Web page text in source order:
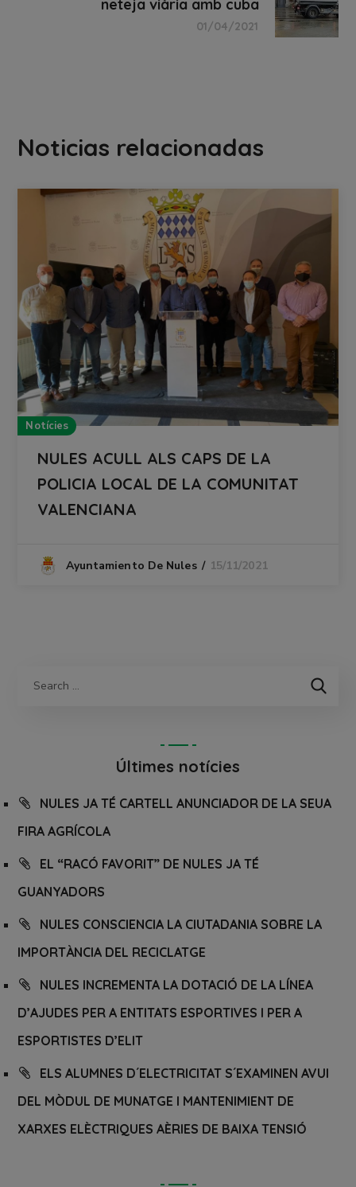
neteja viària amb cuba
01/04/2021
Noticias relacionadas
Notícies
NULES ACULL ALS CAPS DE LA
POLICIA LOCAL DE LA COMUNITAT
VALENCIANA
Ayuntamiento De Nules 15/11/2021
Últimes notícies
NULES JA TÉ CARTELL ANUNCIADOR DE LA SEUA
FIRA AGRÍCOLA
EL “RACÓ FAVORIT” DE NULES JA TÉ
GUANYADORS
NULES CONSCIENCIA LA CIUTADANIA SOBRE LA
IMPORTÀNCIA DEL RECICLATGE
NULES INCREMENTA LA DOTACIÓ DE LA LÍNEA
D’AJUDES PER A ENTITATS ESPORTIVES I PER A
ESPORTISTES D’ELIT
ELS ALUMNES D´ELECTRICITAT S´EXAMINEN AVUI
DEL MÒDUL DE MUNATGE I MANTENIMIENT DE
XARXES ELÈCTRIQUES AÈRIES DE BAIXA TENSIÓ